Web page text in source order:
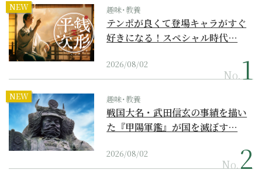
NEW 趣味･教養
テンポが良くて登場キャラがすぐ
好きになる！スペシャル時代…
2026/08/02
No.
NEW 趣味･教養
戦国大名・武田信玄の事績を描い
た『甲陽軍鑑』が国を滅ぼす…
2026/08/02
No.